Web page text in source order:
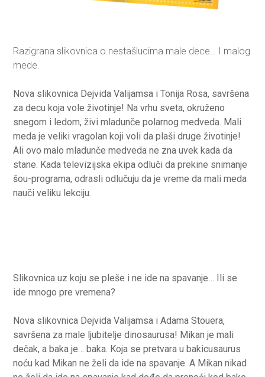
Razigrana slikovnica o nestašlucima male dece… I malog
mede.
Nova slikovnica Dejvida Valijamsa i Tonija Rosa, savršena
za decu koja vole životinje! Na vrhu sveta, okruženo
snegom i ledom, živi mladunče polarnog medveda. Mali
meda je veliki vragolan koji voli da plaši druge životinje!
Ali ovo malo mladunče medveda ne zna uvek kada da
stane. Kada televizijska ekipa odluči da prekine snimanje
šou-programa, odrasli odlučuju da je vreme da mali meda
nauči veliku lekciju.
Slikovnica uz koju se pleše i ne ide na spavanje… Ili se
ide mnogo pre vremena?
Nova slikovnica Dejvida Valijamsa i Adama Stouera,
savršena za male ljubitelje dinosaurusa! Mikan je mali
dečak, a baka je… baka. Koja se pretvara u bakicusaurus
noću kad Mikan ne želi da ide na spavanje. A Mikan nikad